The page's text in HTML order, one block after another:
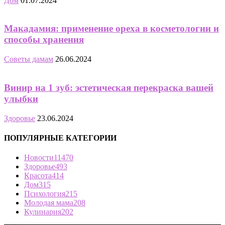
Макадамия: применение ореха в косметологии и
способы хранения
Советы дамам 26.06.2024
Винир на 1 зуб: эстетическая перекраска вашей
улыбки
Здоровье 23.06.2024
ПОПУЛЯРНЫЕ КАТЕГОРИИ
Новости11470
Здоровье493
Красота414
Дом315
Психология215
Молодая мама208
Кулинария202